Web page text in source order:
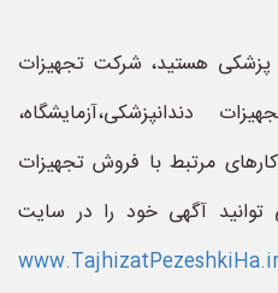
پزشکی هستید، شرکت تجهیزات
دندانپزشکی،آزمایشگاه،
مرتبط با فروش تجهیزات
آگهی خود را در سایت